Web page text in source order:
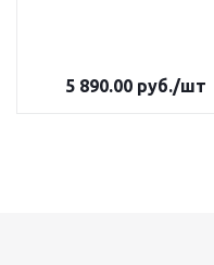
5 890.00 руб./шт